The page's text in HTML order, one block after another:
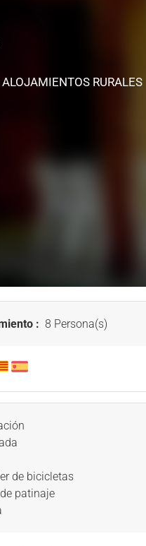
RURALES
: 8 Persona(s)
de bicicletas
patinaje